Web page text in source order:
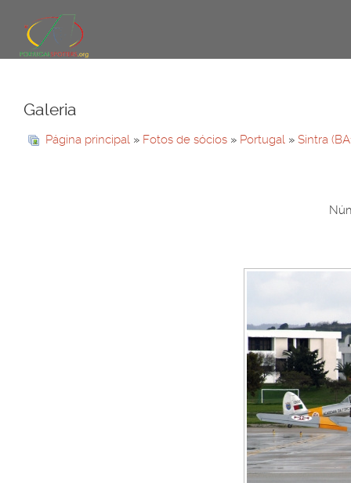
Galeria
Página principal » Fotos de sócios » Portugal » Sintra